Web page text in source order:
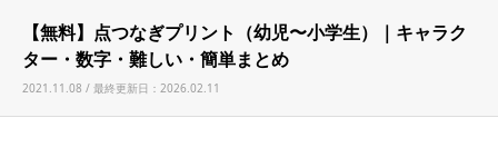
【無料】点つなぎプリント（幼児〜小学生）｜キャラク
ター・数字・難しい・簡単まとめ
2021.11.08 / 最終更新日：2026.02.11